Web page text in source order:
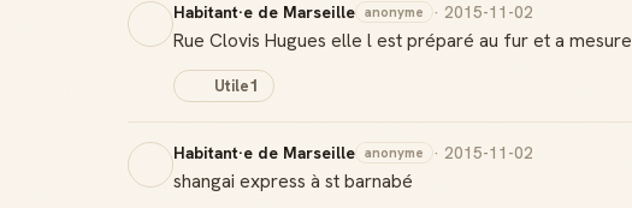
Habitant·e de Marseille anonyme · 2015-11-02
Rue Clovis Hugues elle l est préparé au fur et a mesure
Utile1
Habitant·e de Marseille anonyme · 2015-11-02
shangai express à st barnabé